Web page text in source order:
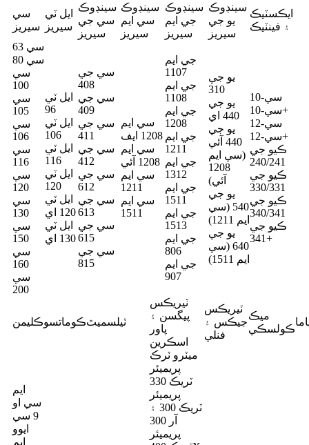
سي
سيريز
ايل ٽي
سيريز
سينڊوڪ
سي جي
سيريز
سينڊوڪ
سي ايم
سيريز
سينڊوڪ
جي ايم
سيريز
سينڊوڪ
يو جي
سيريز
ايڪسٽيڪ
۽ فينٽيڪ
سي 63
سي 80
سي
100
سي
105
سي
106
سي
116
سي
120
سي
130
سي
150
سي
160
سي
200
ايل ٽي
96
ايل ٽي
106
ايل ٽي
116
ايل ٽي
120
ايل ٽي
120 اي
ايل ٽي
130 اي
سي جي
408
سي جي
409
سي جي
411
سي جي
412
سي جي
612
سي جي
613
سي جي
615
سي جي
815
سي ايم
1208 ايف
سي ايم
1208 آئي
سي ايم
1211
سي ايم
1511
جي ايم
1107
جي ايم
1108
جي ايم
1208
جي ايم
1211
جي ايم
1312
جي ايم
1511
جي ايم
1513
جي ايم
806
جي ايم
907
يو جي
310
يو جي
440 اي
يو جي
440 آئي
(سي ايم
1208
آئي)
يو جي
540 (سي
ايم 1211)
يو جي
640 (سي
ايم 1511)
سي-10
سي-10+
سي-12
سي-12+
ڪيو جي
240/241
ڪيو جي
330/331
ڪيو جي
340/341
ڪيو جي
341+
ڪليمنڪوماتسوٽيلسميٿ
ٽيريڪس
پيگسن ۽
پاور
اسڪرين
ٽيريڪس
جيڪس ۽
فنلي
ميڪ
ڪولسڪي
ايم
سي او
9 سي
ايوو
ايم
ميٽرو ٽرڪ
پريميئر
ٽريڪ 330
پريميئر
ٽريڪ 300 ۽
آر 300
پريميئر